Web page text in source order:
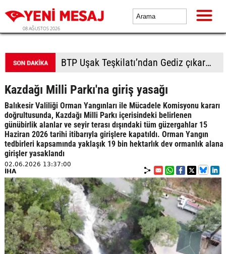
08 AĞUSTOS 2026
BTP Denizli Teşkilatı’ndan Çivril çıkarması: Vatandaşla buluşuldu
Kazdağı Milli Parkı'na giriş yasağı
Balıkesir Valiliği Orman Yangınları ile Mücadele Komisyonu kararı
doğrultusunda, Kazdağı Milli Parkı içerisindeki belirlenen
günübirlik alanlar ve seyir terası dışındaki tüm güzergahlar 15
Haziran 2026 tarihi itibarıyla girişlere kapatıldı. Orman Yangın
tedbirleri kapsamında yaklaşık 19 bin hektarlık dev ormanlık alana
girişler yasaklandı
02.06.2026 13:37:00
İHA